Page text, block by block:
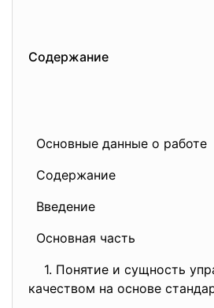
Содержание
Основные данные о работе
Содержание
Введение
Основная часть
1. Понятие и сущность
качеством на основе